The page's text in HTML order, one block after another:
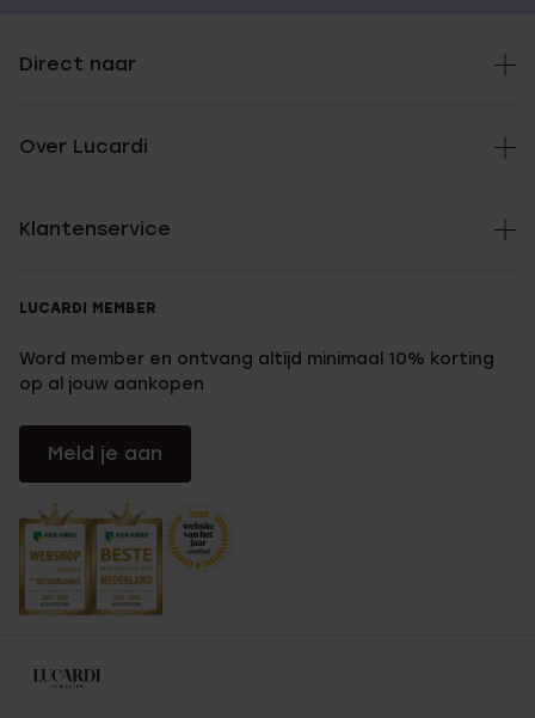
Direct naar
Over Lucardi
Klantenservice
LUCARDI MEMBER
Word member en ontvang altijd minimaal 10% korting
op al jouw aankopen
Meld je aan